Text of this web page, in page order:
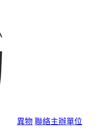
異物 聯絡主辦單位